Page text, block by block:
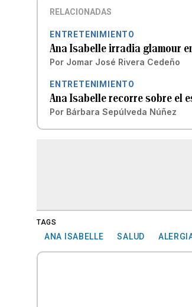
RELACIONADAS
ENTRETENIMIENTO
Ana Isabelle irradia glamour
Por Jomar José Rivera Cedeño
ENTRETENIMIENTO
Ana Isabelle recorre sobre el
Por Bárbara Sepúlveda Núñez
TAGS
ANA ISABELLE SALUD